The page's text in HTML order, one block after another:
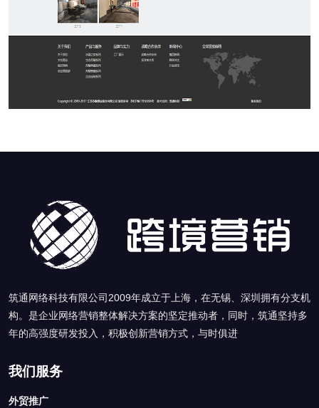
筑通网络科技有限公司2009年成立于上海，在无锡、深圳拥有分支机
构。是企业网络营销整体解决方案的坚定推动者，同时，筑通坚持多
年的高强度研发投入，积极创新营销方式，与时俱进
我们服务
外贸推广